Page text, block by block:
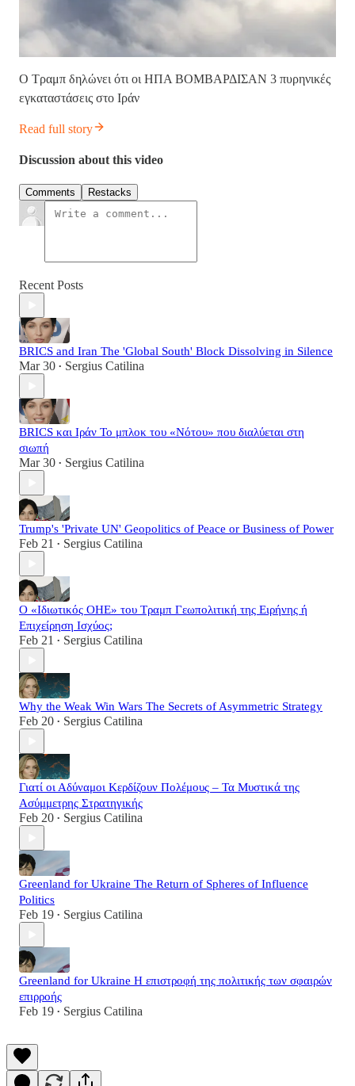
Ο Τραμπ δηλώνει ότι οι ΗΠΑ ΒΟΜΒΑΡΔΙΣΑΝ 3 πυρηνικές
εγκαταστάσεις στο Ιράν
Read full story
Discussion about this video
Comments Restacks
Recent Posts
BRICS and Iran The 'Global South' Block Dissolving in Silence
Mar 30 • Sergius Catilina
BRICS και Ιράν Το μπλοκ του «Νότου» που διαλύεται στη
σιωπή
Mar 30 • Sergius Catilina
Trump's 'Private UN' Geopolitics of Peace or Business of Power
Feb 21 • Sergius Catilina
Ο «Ιδιωτικός ΟΗΕ» του Τραμπ Γεωπολιτική της Ειρήνης ή
Επιχείρηση Ισχύος;
Feb 21 • Sergius Catilina
Why the Weak Win Wars The Secrets of Asymmetric Strategy
Feb 20 • Sergius Catilina
Γιατί οι Αδύναμοι Κερδίζουν Πολέμους – Τα Μυστικά της
Ασύμμετρης Στρατηγικής
Feb 20 • Sergius Catilina
Greenland for Ukraine The Return of Spheres of Influence
Politics
Feb 19 • Sergius Catilina
Greenland for Ukraine Η επιστροφή της πολιτικής των σφαιρών
επιρροής
Feb 19 • Sergius Catilina